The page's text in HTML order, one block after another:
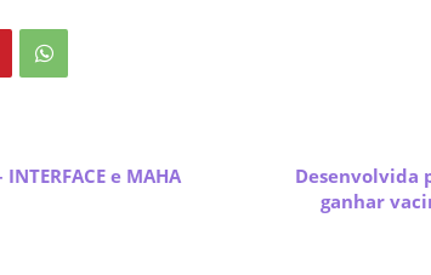
e MAHA
Desenvolvida
ganhar